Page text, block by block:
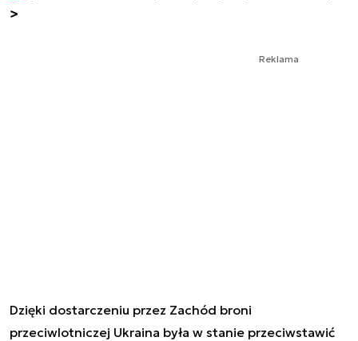
>
Reklama
Dzięki dostarczeniu przez Zachód broni
przeciwlotniczej Ukraina była w stanie przeciwstawić